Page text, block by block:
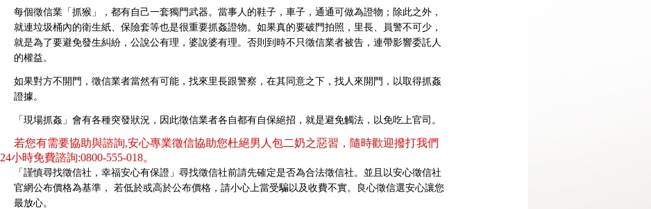
每個徵信業「抓猴」，都有自己一套獨門武器。當事人的鞋子，車子，通通可做為證物；除此之外，
就連垃圾桶內的衛生紙、保險套等也是很重要抓姦證物。如果真的要破門拍照，里長、員警不可少，
就是為了要避免發生糾紛，公說公有理，婆說婆有理。否則到時不只徵信業者被告，連帶影響委託人
的權益。
如果對方不開門，徵信業者當然有可能，找來里長跟警察，在其同意之下，找人來開門，以取得抓姦
證據。
「現場抓姦」會有各種突發狀況，因此徵信業者各自都有自保絕招，就是避免觸法，以免吃上官司。
若您有需要協助與諮詢,安心專業徵信協助您杜絕男人包二奶之惡習，隨時歡迎撥打我們
24小時免費諮詢:0800-555-018。
「謹慎尋找徵信社，幸福安心有保證」尋找徵信社前請先確定是否為合法徵信社。並且以安心徵信社
官網公布價格為基準， 若低於或高於公布價格，請小心上當受騙以及收費不實。良心徵信選安心讓您
最放心。